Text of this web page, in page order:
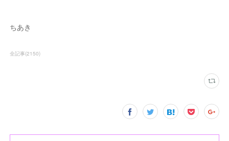
ちあき
全記事(2150)